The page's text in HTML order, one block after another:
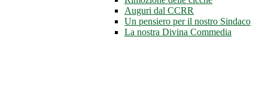
Auguri dal CCRR
Un pensiero per il nostro Sindaco
La nostra Divina Commedia